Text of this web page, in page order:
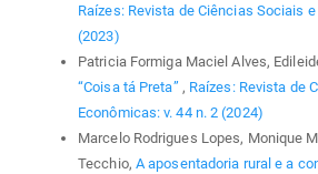
Raízes: Revista de Ciências Sociais
(2023)
Patricia Formiga Maciel Alves,
“Coisa tá Preta” , Raízes: Revista de
Econômicas: v. 44 n. 2 (2024)
Marcelo Rodrigues Lopes, Monique
Tecchio, A aposentadoria rural e a